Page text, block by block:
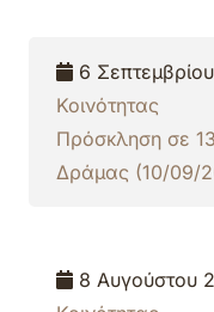
6
Κοινότητας
Πρόσκληση σε
Δράμας (10/09/
8 Αυγούστου